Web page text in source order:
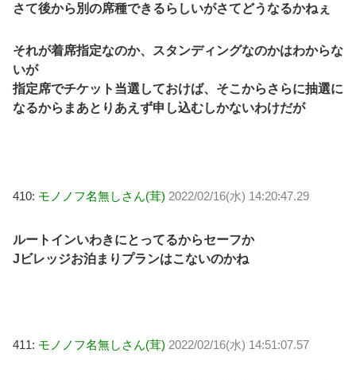
さて後から別の席種できるらしいがさてどうなるかねぇ
それが着席指定なのか、スタンディングなのかはわからな
いが
指定席でチケット当選しておけば、そこからさらに抽選に
なるからまあとりあえず申し込むしかないわけだが
410: モノノフ名無しさん(茸) 2022/02/16(水) 14:20:47.29
ルートインいわきにとってるからセーフか
Jビレッジお泊まりプランはこないのかね
411: モノノフ名無しさん(茸) 2022/02/16(水) 14:51:07.57